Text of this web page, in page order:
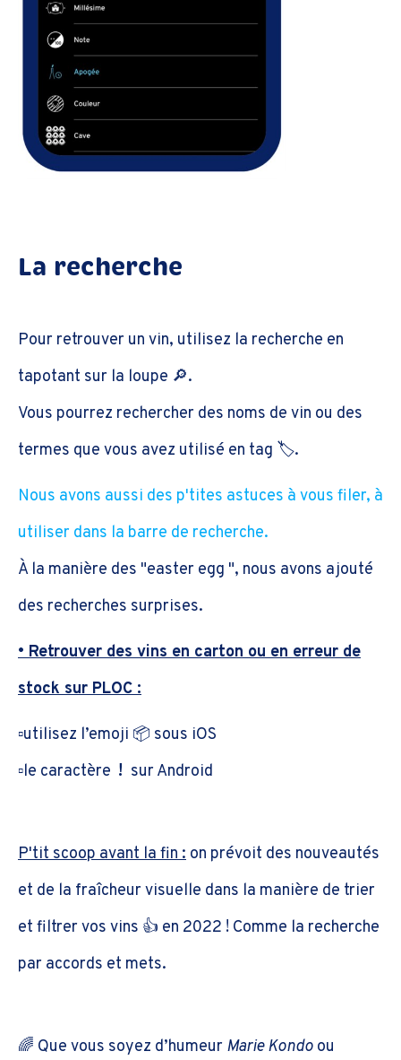
La recherche
Pour retrouver un vin, utilisez la recherche en
tapotant sur la loupe 🔎.
Vous pourrez rechercher des noms de vin ou des
termes que vous avez utilisé en tag 🏷.
Nous avons aussi des p'tites astuces à vous filer, à
utiliser dans la barre de recherche.
À la manière des "easter egg ", nous avons ajouté
des recherches surprises.
• Retrouver des vins en carton ou en erreur de
stock sur PLOC :
▫️utilisez l’emoji 📦 sous iOS
▫️le caractère ! sur Android
P'tit scoop avant la fin : on prévoit des nouveautés
et de la fraîcheur visuelle dans la manière de trier
et filtrer vos vins 👍 en 2022 ! Comme la recherche
par accords et mets.
🌈 Que vous soyez d’humeur Marie Kondo ou